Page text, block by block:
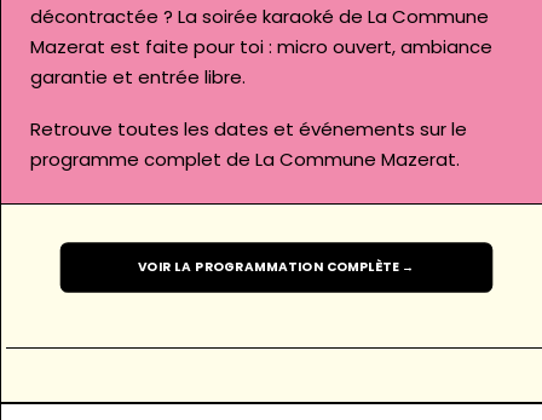
décontractée ? La soirée karaoké de La Commune
Mazerat est faite pour toi : micro ouvert, ambiance
garantie et entrée libre.
Retrouve toutes les dates et événements sur le
programme complet de La Commune Mazerat.
VOIR LA PROGRAMMATION COMPLÈTE →